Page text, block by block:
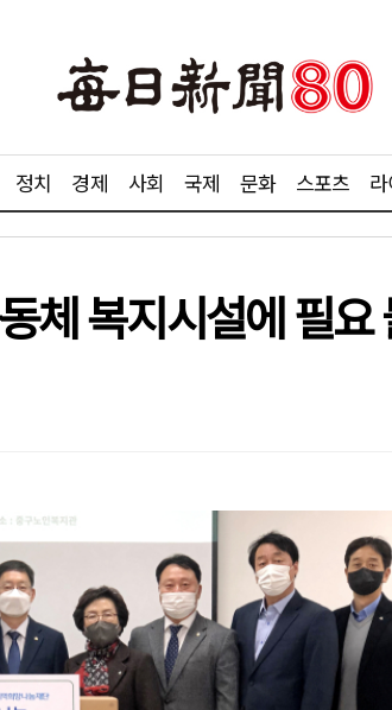
정치 경제 사회 국제 문화 스포츠
체 복지시설에 필요